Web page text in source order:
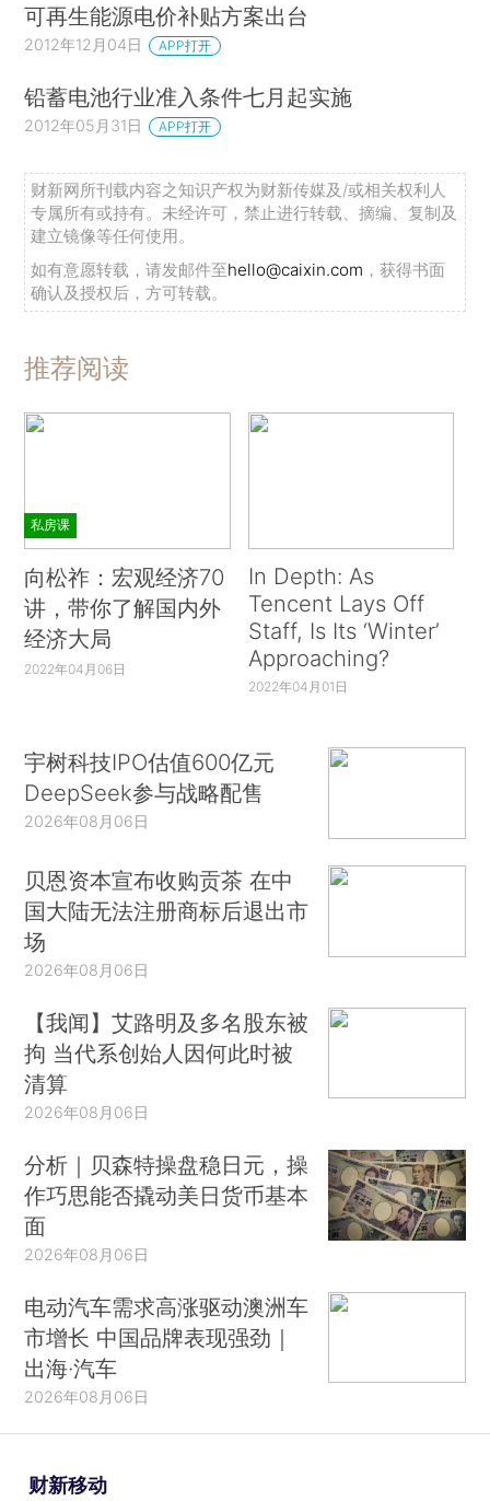
可再生能源电价补贴方案出台
2012年12月04日 APP打开
铅蓄电池行业准入条件七月起实施
2012年05月31日 APP打开
财新网所刊载内容之知识产权为财新传媒及/或相关权利人
专属所有或持有。未经许可，禁止进行转载、摘编、复制及
建立镜像等任何使用。
如有意愿转载，请发邮件至hello@caixin.com ，获得书面
确认及授权后，方可转载。
推荐阅读
私房课
向松祚：宏观经济70
讲，带你了解国内外
经济大局
2022年04月06日
In Depth: As
Tencent Lays Off
Staff, Is Its ‘Winter’
Approaching?
2022年04月01日
宇树科技IPO估值600亿元
DeepSeek参与战略配售
2026年08月06日
贝恩资本宣布收购贡茶 在中
国大陆无法注册商标后退出市
场
2026年08月06日
【我闻】艾路明及多名股东被
拘 当代系创始人因何此时被
清算
2026年08月06日
分析｜贝森特操盘稳日元，操
作巧思能否撬动美日货币基本
面
2026年08月06日
电动汽车需求高涨驱动澳洲车
市增长 中国品牌表现强劲｜
出海·汽车
2026年08月06日
财新移动